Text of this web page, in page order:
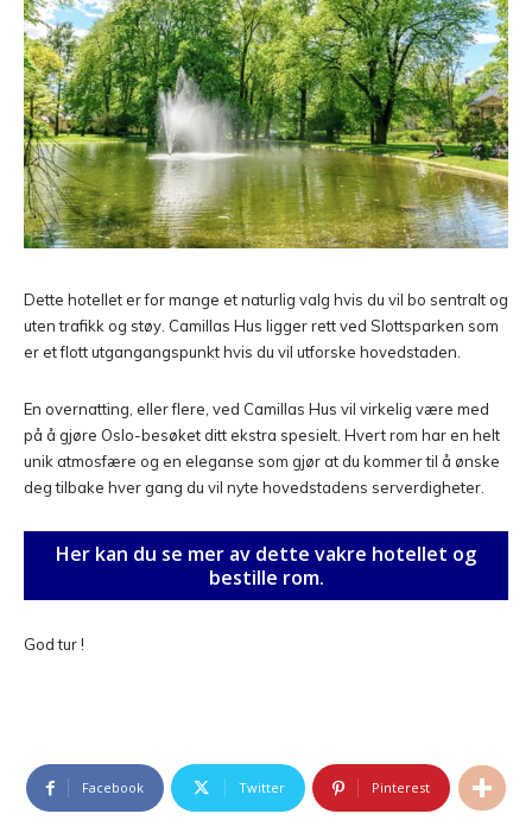
Dette hotellet er for mange et naturlig valg hvis du vil bo sentralt og
uten trafikk og støy. Camillas Hus ligger rett ved Slottsparken som
er et flott utgangangspunkt hvis du vil utforske hovedstaden.
En overnatting, eller flere, ved Camillas Hus vil virkelig være med
på å gjøre Oslo-besøket ditt ekstra spesielt. Hvert rom har en helt
unik atmosfære og en eleganse som gjør at du kommer til å ønske
deg tilbake hver gang du vil nyte hovedstadens serverdigheter.
Her kan du se mer av dette vakre hotellet og
bestille rom.
God tur !
Facebook Twitter Pinterest